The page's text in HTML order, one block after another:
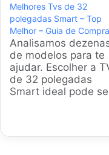
busca um modelo
compacto e eficiente,
está no lugar certo.
Preparamos uma
análise completa
te ajudar a
a melhor smart TV
polegadas.
Melhores Tvs de 32
polegadas Smart – Top
Melhor – Guia de Compra
Analisamos
de modelos para te
ajudar. Escolher a
de 32 polegadas
Smart ideal pode
guia, você